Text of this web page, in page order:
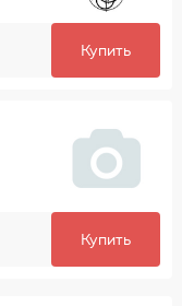
Купить
Купить